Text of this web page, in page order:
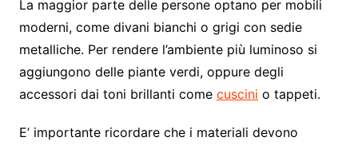
La maggior parte delle persone optano per mobili
moderni, come divani bianchi o grigi con sedie
metalliche. Per rendere l’ambiente più luminoso si
aggiungono delle piante verdi, oppure degli
accessori dai toni brillanti come cuscini o tappeti.
E’ importante ricordare che i materiali devono